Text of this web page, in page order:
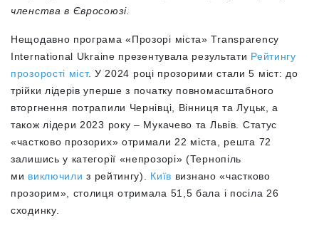
членства в Євросоюзі.
Нещодавно програма «Прозорі міста» Transparency
International Ukraine презентувала результати Рейтингу
прозорості міст. У 2024 році прозорими стали 5 міст: до
трійки лідерів уперше з початку повномасштабного
вторгнення потрапили Чернівці, Вінниця та Луцьк, а
також лідери 2023 року – Мукачево та Львів. Статус
«частково прозорих» отримали 22 міста, решта 72
залишись у категорії «непрозорі» (Тернопіль
ми виключили з рейтингу). Київ визнано «частково
прозорим», столиця отримала 51,5 бала і посіла 26
сходинку.